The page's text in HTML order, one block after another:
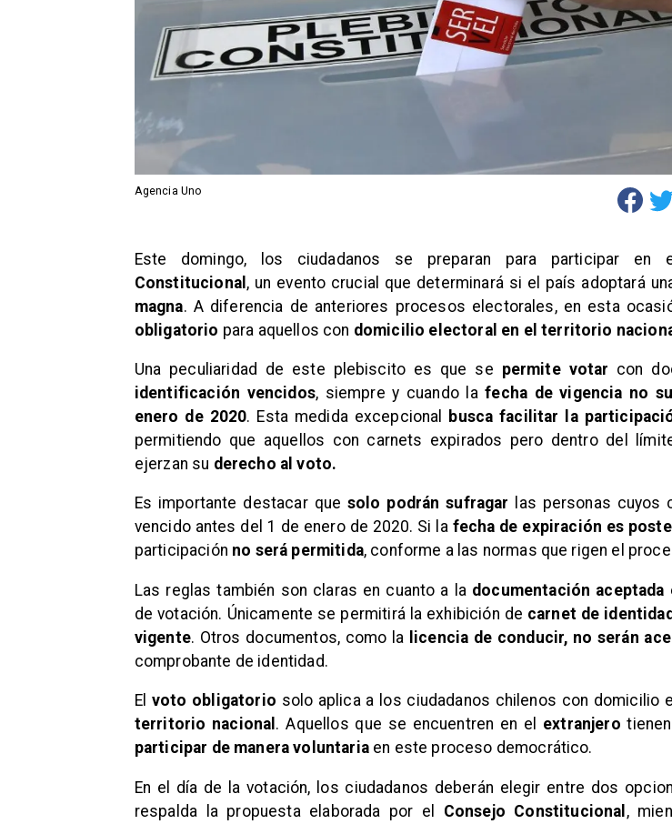
Agencia Uno
Este domingo, los ciudadanos se preparan para participar en
Constitucional , un evento crucial que determinará si el país adoptará
magna. A diferencia de anteriores procesos electorales, en esta
obligatorio para aquellos con domicilio electoral en el territorio
​Una peculiaridad de este plebiscito es que se permite votar con
identificación vencidos, siempre y cuando lafecha de vigencia no
enero de 2020. Esta medida excepcional busca facilitar la
permitiendo que aquellos con carnets expirados pero dentro del
ejerzan su derecho al voto.
​Es importante destacar que solo podrán sufragar las personas cuyos
vencido antes del 1 de enero de 2020. Si la fecha de expiración es
participación no será permitida, conforme a las normas que rigen el
​Las reglas también son claras en cuanto a la documentación aceptada
de votación. Únicamente se permitirá la exhibición de carnet de
vigente. Otros documentos, como la licencia de conducir, no serán
comprobante de identidad.
​El voto obligatorio solo aplica a los ciudadanos chilenos con domicilio
territorio nacional . Aquellos que se encuentren en el extranjero
participar de manera voluntariaen este proceso democrático.
​En el día de la votación, los ciudadanos deberán elegir entre dos
respalda la propuesta elaborada por el Consejo Constitucional ,